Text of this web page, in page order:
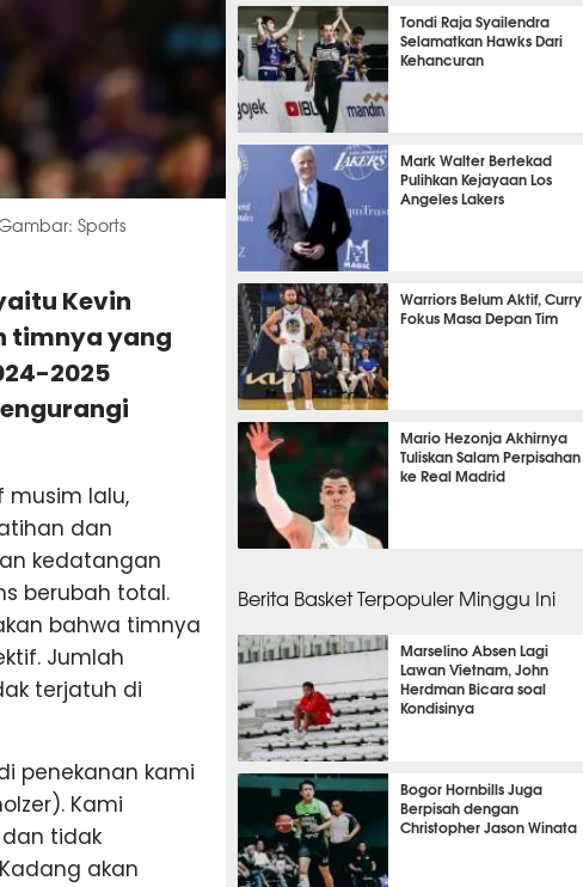
Sports
Kevin
timnya yang
2025
musim lalu,
dan
kedatangan
berubah total.
bahwa timnya
Jumlah
terjatuh di
penekanan kami
Kami
tidak
akan
2 jam 6 menit lalu
Tondi Raja Syailendra
Selamatkan Hawks Dari
Kehancuran
2 jam 30 menit lalu
Mark Walter Bertekad
Pulihkan Kejayaan Los
Angeles Lakers
3 jam 18 menit lalu
Warriors Belum Aktif, Curry
Fokus Masa Depan Tim
4 jam 6 menit lalu
Mario Hezonja Akhirnya
Tuliskan Salam Perpisahan
ke Real Madrid
Berita Basket Terpopuler Minggu Ini
Marselino Absen Lagi
Lawan Vietnam, John
Herdman Bicara soal
Kondisinya
SEPAK BOLA
Bogor Hornbills Juga
Berpisah dengan
Christopher Jason Winata